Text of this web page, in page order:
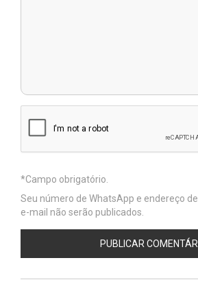
Seu número de WhatsApp e endereço de
e-mail não serão publicados.